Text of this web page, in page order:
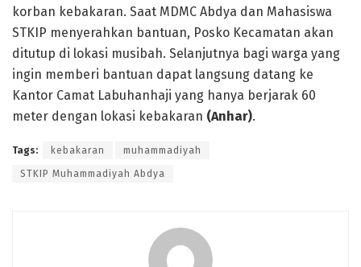
korban kebakaran. Saat MDMC Abdya dan Mahasiswa
STKIP menyerahkan bantuan, Posko Kecamatan akan
ditutup di lokasi musibah. Selanjutnya bagi warga yang
ingin memberi bantuan dapat langsung datang ke
Kantor Camat Labuhanhaji yang hanya berjarak 60
meter dengan lokasi kebakaran (Anhar).
Tags: kebakaran muhammadiyah
STKIP Muhammadiyah Abdya